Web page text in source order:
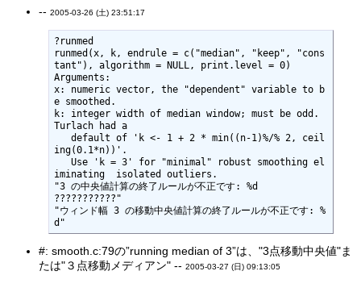
--2005-03-26 (土) 23:51:17
?runmed
runmed(x, k, endrule = c("median", "keep", "cons
tant"), algorithm = NULL, print.level = 0)
Arguments:
x: numeric vector, the "dependent" variable to b
e smoothed.
k: integer width of median window; must be odd.
Turlach had a
ing(0.1*n))'.
iminating  isolated outliers.
"3 の中央値計算の終了ルールが不正です: %d
???????????"
"ウィンド幅 3 の移動中央値計算の終了ルールが不正です: %
d"
#: smooth.c:79の”running median of 3”は、"3点移動中央値"ま
たは"３点移動メディアン" --2005-03-27 (日) 09:13:05